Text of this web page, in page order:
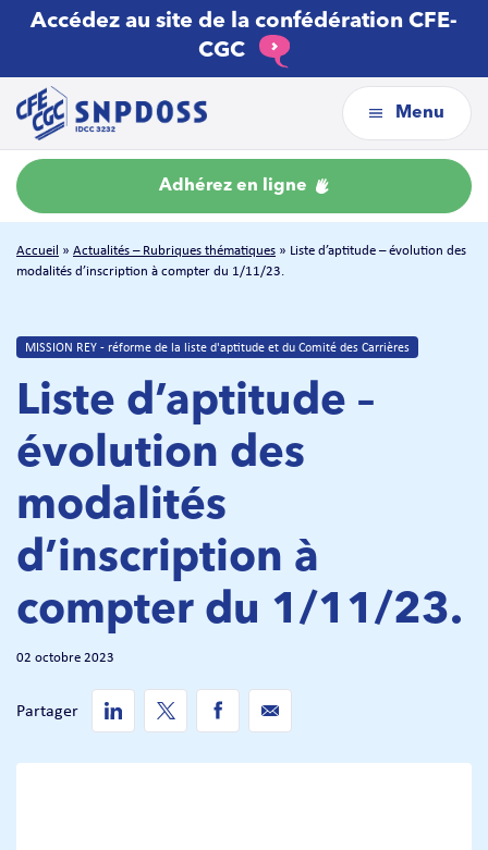
Accédez au site de la confédération CFE-
CGC
Menu
Adhérez en ligne
Accueil » Actualités – Rubriques thématiques » Liste d’aptitude – évolution des
modalités d’inscription à compter du 1/11/23.
MISSION REY - réforme de la liste d'aptitude et du Comité des Carrières
Liste d’aptitude –
évolution des
modalités
d’inscription à
compter du 1/11/23.
02 octobre 2023
Partager